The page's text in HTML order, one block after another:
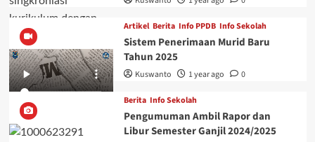
Artikel Berita Info PPDB Info Sekolah
Sistem Penerimaan Murid Baru
Tahun 2025
Kuswanto 1 year ago 0
Berita Info Sekolah
Pengumuman Ambil Rapor dan
Libur Semester Ganjil 2024/2025